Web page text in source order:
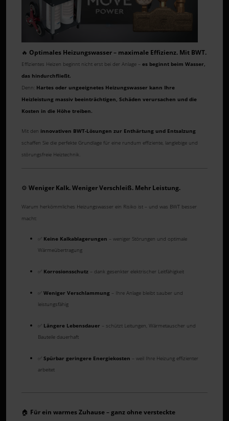
🔥 Optimales Heizungswasser – maximale Effizienz. Mit BWT.
Effizientes Heizen beginnt nicht erst bei der Anlage – es beginnt beim Wasser,
das hindurchfließt.
Denn: Hartes oder ungeeignetes Heizungswasser kann Ihre
Heizleistung massiv beeinträchtigen, Schäden verursachen und die
Kosten in die Höhe treiben.
Mit den innovativen BWT-Lösungen zur Enthärtung und Entsalzung
schaffen Sie die perfekte Grundlage für eine rundum effiziente, langlebige und
störungsfreie Heiztechnik.
⚙️ Weniger Kalk. Weniger Verschleiß. Mehr Leistung.
Warum herkömmliches Heizungswasser ein Risiko ist – und was BWT besser
macht:
✅ Keine Kalkablagerungen – weniger Störungen und optimale
Wärmeübertragung
✅ Korrosionsschutz – dank gesenkter elektrischer Leitfähigkeit
✅ Weniger Verschlammung – Ihre Anlage bleibt sauber und
leistungsfähig
✅ Längere Lebensdauer – schützt Leitungen, Wärmetauscher und
Bauteile dauerhaft
✅ Spürbar geringere Energiekosten – weil Ihre Heizung effizienter
arbeitet
🏠 Für ein warmes Zuhause – ganz ohne versteckte